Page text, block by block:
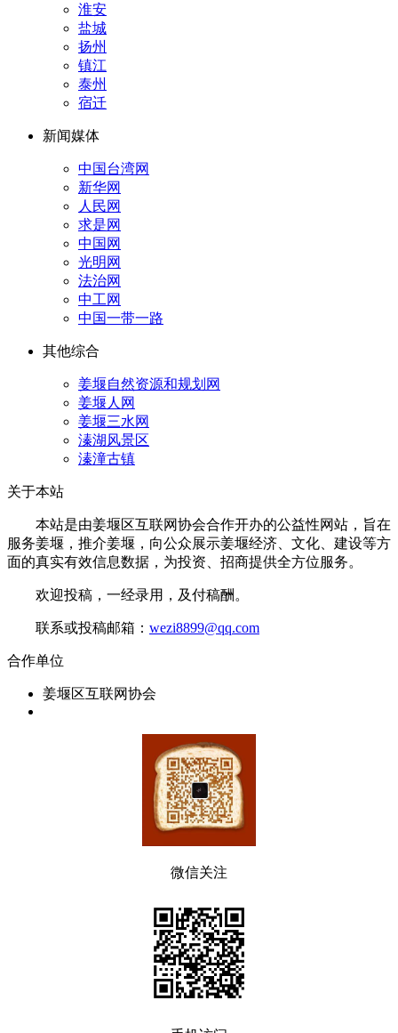
淮安
盐城
扬州
镇江
泰州
宿迁
新闻媒体
中国台湾网
新华网
人民网
求是网
中国网
光明网
法治网
中工网
中国一带一路
其他综合
姜堰自然资源和规划网
姜堰人网
姜堰三水网
溱湖风景区
溱潼古镇
关于本站
本站是由姜堰区互联网协会合作开办的公益性网站，旨在
服务姜堰，推介姜堰，向公众展示姜堰经济、文化、建设等方
面的真实有效信息数据，为投资、招商提供全方位服务。
欢迎投稿，一经录用，及付稿酬。
联系或投稿邮箱： wezi8899@qq.com
合作单位
姜堰区互联网协会
微信关注